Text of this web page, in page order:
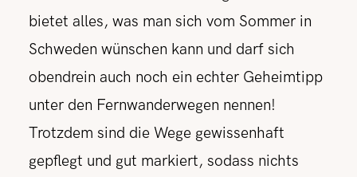
bietet alles, was man sich vom Sommer in
Schweden wünschen kann und darf sich
obendrein auch noch ein echter Geheimtipp
unter den Fernwanderwegen nennen!
Trotzdem sind die Wege gewissenhaft
gepflegt und gut markiert, sodass nichts